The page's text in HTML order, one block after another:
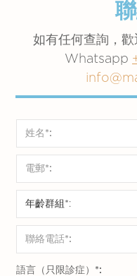
如有任何查詢，歡
Whatsapp
語言（只限診症）*: